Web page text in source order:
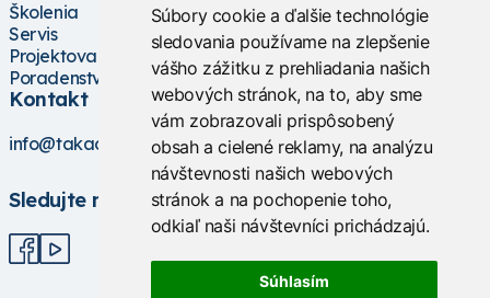
Súbory cookie a ďalšie technológie
sledovania používame na zlepšenie
vášho zážitku z prehliadania našich
webových stránok, na to, aby sme
vám zobrazovali prispôsobený
obsah a cielené reklamy, na analýzu
návštevnosti našich webových
stránok a na pochopenie toho,
odkiaľ naši návštevníci prichádzajú.
Súhlasím
Školenia
Servis
Projektovanie
Poradenstvo
Kontakt
info@takacs.sk
Sledujte nás